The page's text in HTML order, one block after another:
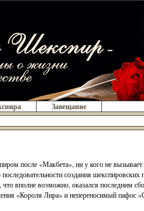
Завещание
после «Макбета», ни у кого не
создания
что вполне возможно, оказался последним
«Короля Лира» и непереносимый пафос